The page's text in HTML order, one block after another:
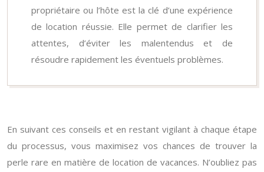
propriétaire ou l’hôte est la clé d’une expérience
de location réussie. Elle permet de clarifier les
attentes, d’éviter les malentendus et de
résoudre rapidement les éventuels problèmes.
En suivant ces conseils et en restant vigilant à chaque étape
du processus, vous maximisez vos chances de trouver la
perle rare en matière de location de vacances. N’oubliez pas